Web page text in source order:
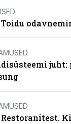
Toidu
Restoranitest.